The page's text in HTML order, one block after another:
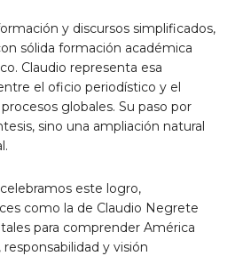
y discursos simplificados,
sólida formación académica
Claudio representa esa
el oficio periodístico y el
globales. Su paso por
sino una ampliación natural
este logro,
como la de Claudio Negrete
para comprender América
y visión